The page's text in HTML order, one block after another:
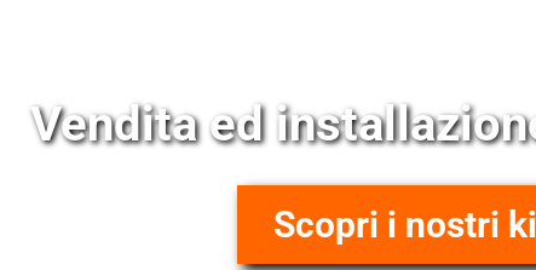
Vendita ed
Scopri i nostri